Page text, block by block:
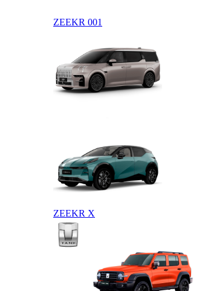
ZEEKR 001
ZEEKR X